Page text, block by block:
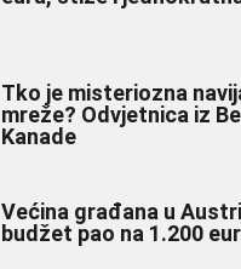
Tko je misteriozna
mreže? Odvjetnica iz
Kanade
Većina građana u
budžet pao na 1.200